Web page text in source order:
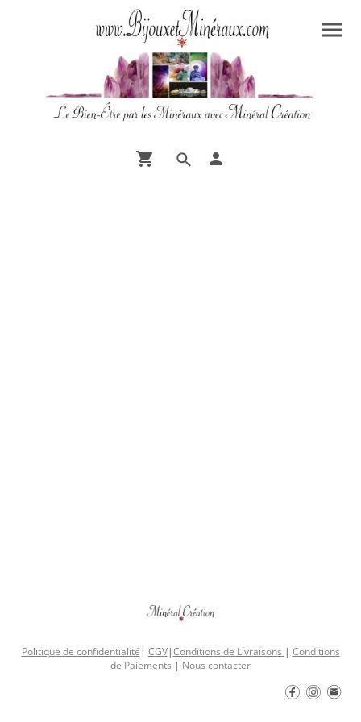
Politique de confidentialité | CGV|Conditions de Livraisons | Conditions
de Paiements | Nous contacter